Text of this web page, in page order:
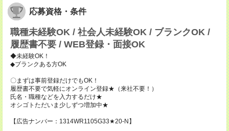
応募資格・条件
職種未経験OK / 社会人未経験OK / ブランクOK /
履歴書不要 / WEB登録・面接OK
◆未経験OK！
◆ブランクある方OK
〇まずは事前登録だけでもOK！
履歴書不要で気軽にオンライン登録★（来社不要！）
氏名・職種などを入力するだけ★
オシゴトただいま少しずつ増加中★
【広告ナンバー：1314WR1105G33★20-N】